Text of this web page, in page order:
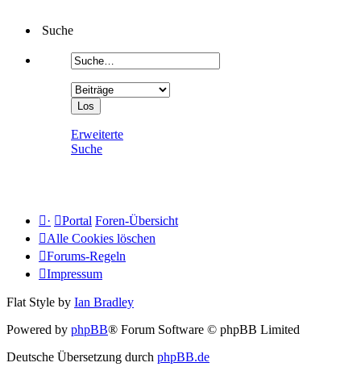
Suche
Erweiterte
Suche
· Portal Foren-Übersicht
Alle Cookies löschen
Forums-Regeln
Impressum
Flat Style by Ian Bradley
Powered by phpBB® Forum Software © phpBB Limited
Deutsche Übersetzung durch phpBB.de